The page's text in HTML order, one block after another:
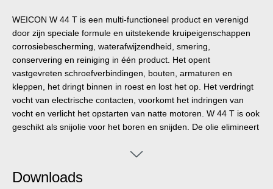
WEICON W 44 T is een multi-functioneel product en verenigd
door zijn speciale formule en uitstekende kruipeigenschappen
corrosiebescherming, waterafwijzendheid, smering,
conservering en reiniging in één product. Het opent
vastgevreten schroefverbindingen, bouten, armaturen en
kleppen, het dringt binnen in roest en lost het op. Het verdringt
vocht van electrische contacten, voorkomt het indringen van
vocht en verlicht het opstarten van natte motoren. W 44 T is ook
geschikt als snijolie voor het boren en snijden. De olie elimineert
lagers en alle soorten verbindingen en koppelingen. W 44 T
hechtende, zeer dunne laag achter die niet smeert, kleeft of stof
Downloads